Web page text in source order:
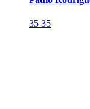
35 35